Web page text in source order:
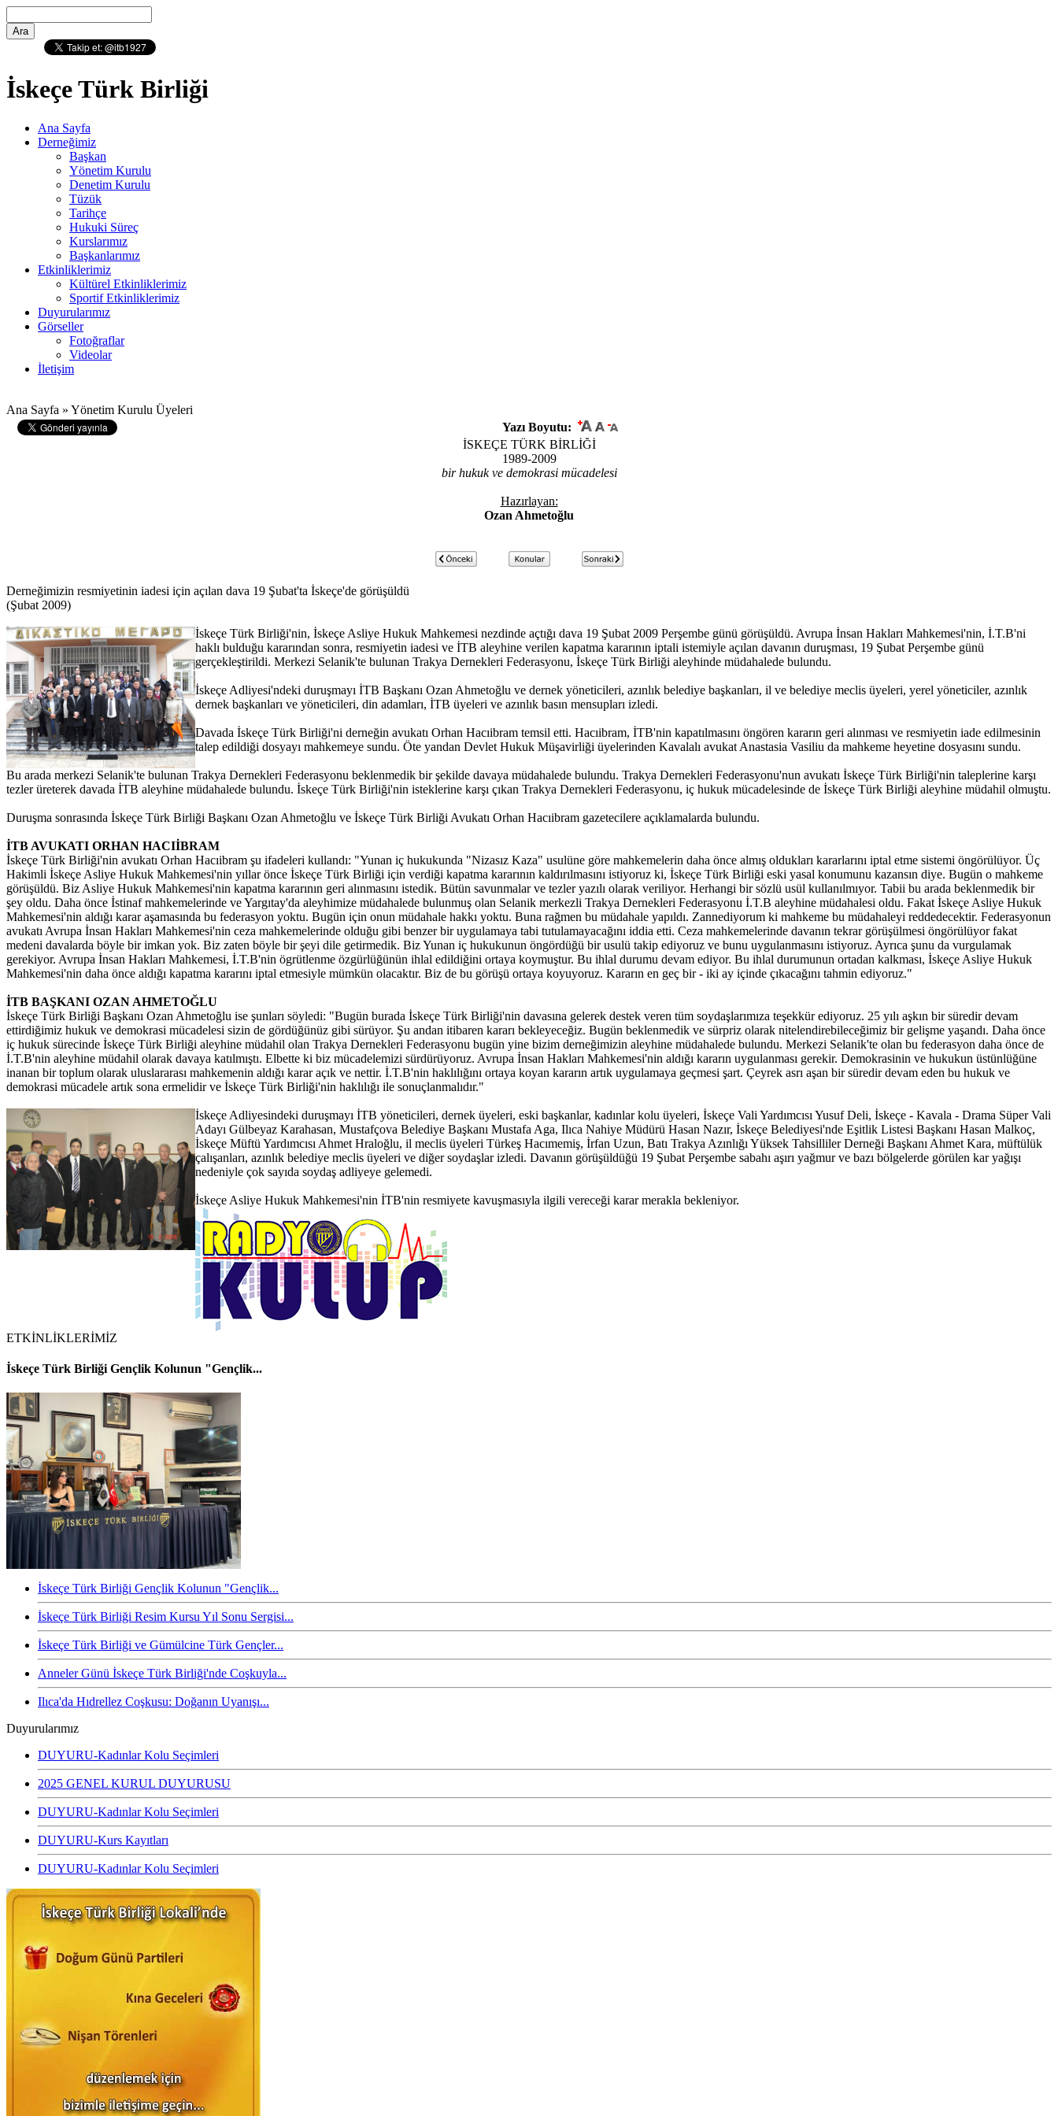
İskeçe Türk Birliği
Ana Sayfa
Derneğimiz
Başkan
Yönetim Kurulu
Denetim Kurulu
Tüzük
Tarihçe
Hukuki Süreç
Kurslarımız
Başkanlarımız
Etkinliklerimiz
Kültürel Etkinliklerimiz
Sportif Etkinliklerimiz
Duyurularımız
Görseller
Fotoğraflar
Videolar
İletişim
Ana Sayfa » Yönetim Kurulu Üyeleri
Yazı Boyutu:
İSKEÇE TÜRK BİRLİĞİ
1989-2009
bir hukuk ve demokrasi mücadelesi
Hazırlayan:
Ozan Ahmetoğlu
Derneğimizin resmiyetinin iadesi için açılan dava 19 Şubat'ta İskeçe'de görüşüldü
(Şubat 2009)
İskeçe Türk Birliği'nin, İskeçe Asliye Hukuk Mahkemesi nezdinde açtığı dava 19 Şubat 2009 Perşembe günü görüşüldü. Avrupa İnsan Hakları Mahkemesi'nin, İ.T.B'ni
haklı bulduğu kararından sonra, resmiyetin iadesi ve İTB aleyhine verilen kapatma kararının iptali istemiyle açılan davanın duruşması, 19 Şubat Perşembe günü
gerçekleştirildi. Merkezi Selanik'te bulunan Trakya Dernekleri Federasyonu, İskeçe Türk Birliği aleyhinde müdahalede bulundu.
İskeçe Adliyesi'ndeki duruşmayı İTB Başkanı Ozan Ahmetoğlu ve dernek yöneticileri, azınlık belediye başkanları, il ve belediye meclis üyeleri, yerel yöneticiler, azınlık
dernek başkanları ve yöneticileri, din adamları, İTB üyeleri ve azınlık basın mensupları izledi.
Davada İskeçe Türk Birliği'ni derneğin avukatı Orhan Hacıibram temsil etti. Hacıibram, İTB'nin kapatılmasını öngören kararın geri alınması ve resmiyetin iade edilmesinin
talep edildiği dosyayı mahkemeye sundu. Öte yandan Devlet Hukuk Müşavirliği üyelerinden Kavalalı avukat Anastasia Vasiliu da mahkeme heyetine dosyasını sundu.
Bu arada merkezi Selanik'te bulunan Trakya Dernekleri Federasyonu beklenmedik bir şekilde davaya müdahalede bulundu. Trakya Dernekleri Federasyonu'nun avukatı İskeçe Türk Birliği'nin taleplerine karşı
tezler üreterek davada İTB aleyhine müdahalede bulundu. İskeçe Türk Birliği'nin isteklerine karşı çıkan Trakya Dernekleri Federasyonu, iç hukuk mücadelesinde de İskeçe Türk Birliği aleyhine müdahil olmuştu.
Duruşma sonrasında İskeçe Türk Birliği Başkanı Ozan Ahmetoğlu ve İskeçe Türk Birliği Avukatı Orhan Hacıibram gazetecilere açıklamalarda bulundu.
İTB AVUKATI ORHAN HACIİBRAM
İskeçe Türk Birliği'nin avukatı Orhan Hacıibram şu ifadeleri kullandı: "Yunan iç hukukunda "Nizasız Kaza" usulüne göre mahkemelerin daha önce almış oldukları kararlarını iptal etme sistemi öngörülüyor. Üç
Hakimli İskeçe Asliye Hukuk Mahkemesi'nin yıllar önce İskeçe Türk Birliği için verdiği kapatma kararının kaldırılmasını istiyoruz ki, İskeçe Türk Birliği eski yasal konumunu kazansın diye. Bugün o mahkeme
görüşüldü. Biz Asliye Hukuk Mahkemesi'nin kapatma kararının geri alınmasını istedik. Bütün savunmalar ve tezler yazılı olarak veriliyor. Herhangi bir sözlü usül kullanılmıyor. Tabii bu arada beklenmedik bir
şey oldu. Daha önce İstinaf mahkemelerinde ve Yargıtay'da aleyhimize müdahalede bulunmuş olan Selanik merkezli Trakya Dernekleri Federasyonu İ.T.B aleyhine müdahalesi oldu. Fakat İskeçe Asliye Hukuk
Mahkemesi'nin aldığı karar aşamasında bu federasyon yoktu. Bugün için onun müdahale hakkı yoktu. Buna rağmen bu müdahale yapıldı. Zannediyorum ki mahkeme bu müdahaleyi reddedecektir. Federasyonun
avukatı Avrupa İnsan Hakları Mahkemesi'nin ceza mahkemelerinde olduğu gibi benzer bir uygulamaya tabi tutulamayacağını iddia etti. Ceza mahkemelerinde davanın tekrar görüşülmesi öngörülüyor fakat
medeni davalarda böyle bir imkan yok. Biz zaten böyle bir şeyi dile getirmedik. Biz Yunan iç hukukunun öngördüğü bir usulü takip ediyoruz ve bunu uygulanmasını istiyoruz. Ayrıca şunu da vurgulamak
gerekiyor. Avrupa İnsan Hakları Mahkemesi, İ.T.B'nin ögrütlenme özgürlüğünün ihlal edildiğini ortaya koymuştur. Bu ihlal durumu devam ediyor. Bu ihlal durumunun ortadan kalkması, İskeçe Asliye Hukuk
Mahkemesi'nin daha önce aldığı kapatma kararını iptal etmesiyle mümkün olacaktır. Biz de bu görüşü ortaya koyuyoruz. Kararın en geç bir - iki ay içinde çıkacağını tahmin ediyoruz."
İTB BAŞKANI OZAN AHMETOĞLU
İskeçe Türk Birliği Başkanı Ozan Ahmetoğlu ise şunları söyledi: "Bugün burada İskeçe Türk Birliği'nin davasına gelerek destek veren tüm soydaşlarımıza teşekkür ediyoruz. 25 yılı aşkın bir süredir devam
ettirdiğimiz hukuk ve demokrasi mücadelesi sizin de gördüğünüz gibi sürüyor. Şu andan itibaren kararı bekleyeceğiz. Bugün beklenmedik ve sürpriz olarak nitelendirebileceğimiz bir gelişme yaşandı. Daha önce
iç hukuk sürecinde İskeçe Türk Birliği aleyhine müdahil olan Trakya Dernekleri Federasyonu bugün yine bizim derneğimizin aleyhine müdahalede bulundu. Merkezi Selanik'te olan bu federasyon daha önce de
İ.T.B'nin aleyhine müdahil olarak davaya katılmıştı. Elbette ki biz mücadelemizi sürdürüyoruz. Avrupa İnsan Hakları Mahkemesi'nin aldığı kararın uygulanması gerekir. Demokrasinin ve hukukun üstünlüğüne
inanan bir toplum olarak uluslararası mahkemenin aldığı karar açık ve nettir. İ.T.B'nin haklılığını ortaya koyan kararın artık uygulamaya geçmesi şart. Çeyrek asrı aşan bir süredir devam eden bu hukuk ve
demokrasi mücadele artık sona ermelidir ve İskeçe Türk Birliği'nin haklılığı ile sonuçlanmalıdır."
İskeçe Adliyesindeki duruşmayı İTB yöneticileri, dernek üyeleri, eski başkanlar, kadınlar kolu üyeleri, İskeçe Vali Yardımcısı Yusuf Deli, İskeçe - Kavala - Drama Süper Vali
Adayı Gülbeyaz Karahasan, Mustafçova Belediye Başkanı Mustafa Aga, Ilıca Nahiye Müdürü Hasan Nazır, İskeçe Belediyesi'nde Eşitlik Listesi Başkanı Hasan Malkoç,
İskeçe Müftü Yardımcısı Ahmet Hraloğlu, il meclis üyeleri Türkeş Hacımemiş, İrfan Uzun, Batı Trakya Azınlığı Yüksek Tahsilliler Derneği Başkanı Ahmet Kara, müftülük
çalışanları, azınlık belediye meclis üyeleri ve diğer soydaşlar izledi. Davanın görüşüldüğü 19 Şubat Perşembe sabahı aşırı yağmur ve bazı bölgelerde görülen kar yağışı
nedeniyle çok sayıda soydaş adliyeye gelemedi.
İskeçe Asliye Hukuk Mahkemesi'nin İTB'nin resmiyete kavuşmasıyla ilgili vereceği karar merakla bekleniyor.
ETKİNLİKLERİMİZ
İskeçe Türk Birliği Gençlik Kolunun "Gençlik...
İskeçe Türk Birliği Gençlik Kolunun "Gençlik...
İskeçe Türk Birliği Resim Kursu Yıl Sonu Sergisi...
İskeçe Türk Birliği ve Gümülcine Türk Gençler...
Anneler Günü İskeçe Türk Birliği'nde Coşkuyla...
Ilıca'da Hıdrellez Coşkusu: Doğanın Uyanışı...
Duyurularımız
DUYURU-Kadınlar Kolu Seçimleri
2025 GENEL KURUL DUYURUSU
DUYURU-Kadınlar Kolu Seçimleri
DUYURU-Kurs Kayıtları
DUYURU-Kadınlar Kolu Seçimleri